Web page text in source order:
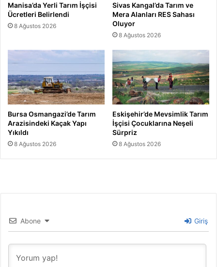
Manisa’da Yerli Tarım İşçisi
Ücretleri Belirlendi
8 Ağustos 2026
Sivas Kangal’da Tarım ve
Mera Alanları RES Sahası
Oluyor
8 Ağustos 2026
Bursa Osmangazi’de Tarım
Arazisindeki Kaçak Yapı
Yıkıldı
8 Ağustos 2026
Eskişehir’de Mevsimlik Tarım
İşçisi Çocuklarına Neşeli
Sürpriz
8 Ağustos 2026
Abone Giriş